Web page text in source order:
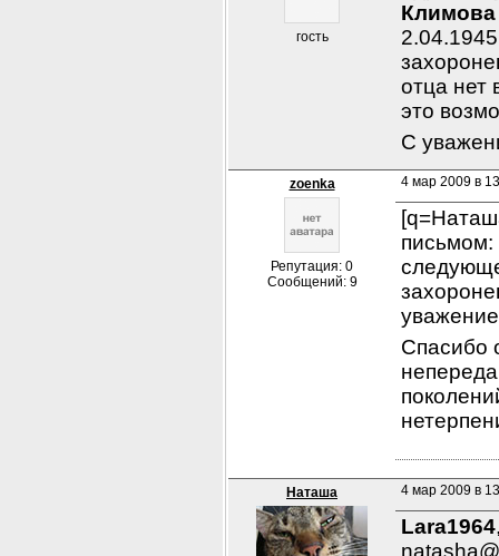
гость
отца нет
это
С
zoenka
Репутация: 0
Сообщений: 9
4 мар 2009 в
письмом:
Спасибо
Наташа 4 мар 2009 в
Lara1964